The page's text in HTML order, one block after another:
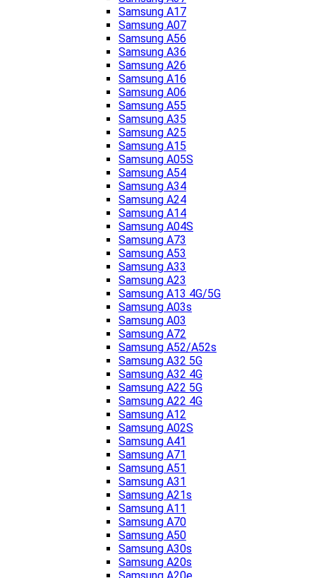
Samsung A17
Samsung A07
Samsung A56
Samsung A36
Samsung A26
Samsung A16
Samsung A06
Samsung A55
Samsung A35
Samsung A25
Samsung A15
Samsung A05S
Samsung A54
Samsung A34
Samsung A24
Samsung A14
Samsung A04S
Samsung A73
Samsung A53
Samsung A33
Samsung A23
Samsung A13 4G/5G
Samsung A03s
Samsung A03
Samsung A72
Samsung A52/A52s
Samsung A32 5G
Samsung A32 4G
Samsung A22 5G
Samsung A22 4G
Samsung A12
Samsung A02S
Samsung A41
Samsung A71
Samsung A51
Samsung A31
Samsung A21s
Samsung A11
Samsung A70
Samsung A50
Samsung A30s
Samsung A20s